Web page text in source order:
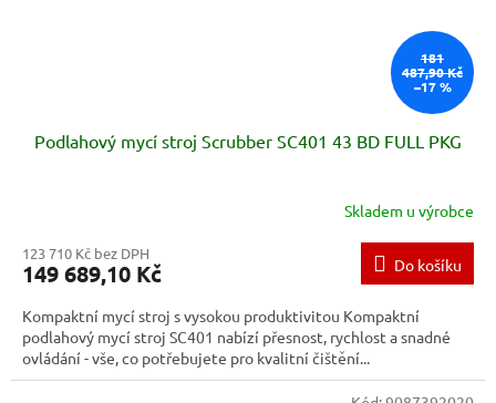
181
487,90 Kč
–17 %
Podlahový mycí stroj Scrubber SC401 43 BD FULL PKG
Skladem u výrobce
123 710 Kč bez DPH
149 689,10 Kč Do košíku
Kompaktní mycí stroj s vysokou produktivitou Kompaktní
podlahový mycí stroj SC401 nabízí přesnost, rychlost a snadné
ovládání - vše, co potřebujete pro kvalitní čištění...